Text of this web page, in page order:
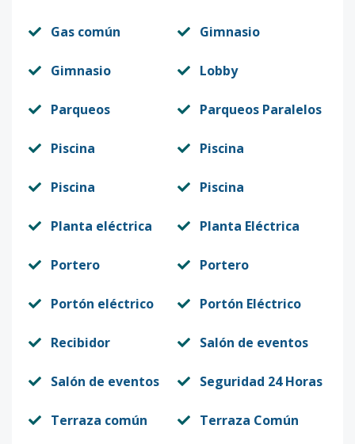
Gas común Gimnasio
Gimnasio Lobby
Parqueos Parqueos Paralelos
Piscina Piscina
Piscina Piscina
Planta eléctrica Planta Eléctrica
Portero Portero
Portón eléctrico Portón Eléctrico
Recibidor Salón de eventos
Salón de eventos Seguridad 24 Horas
Terraza común Terraza Común